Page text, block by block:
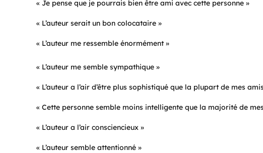
« Je pense que je pourrais bien être ami avec cette personne »
« L’auteur serait un bon colocataire »
« L’auteur me ressemble énormément »
« L’auteur me semble sympathique »
« L’auteur a l’air d’être plus sophistiqué que la plupart de mes
« Cette personne semble moins intelligente que la majorité de
« L’auteur a l’air consciencieux »
« L’auteur semble attentionné »